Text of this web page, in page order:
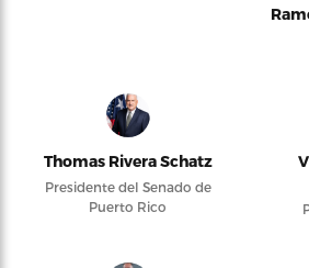
Thomas Rivera Schatz
Presidente del Senado de
Puerto Rico